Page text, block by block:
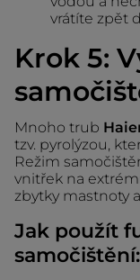
vrátíte zpět
Krok 5:
Mnoho trub
tzv. pyrolýzou,
Režim
vnitřek na
zbytky mastnoty
Jak použít
samočištění: